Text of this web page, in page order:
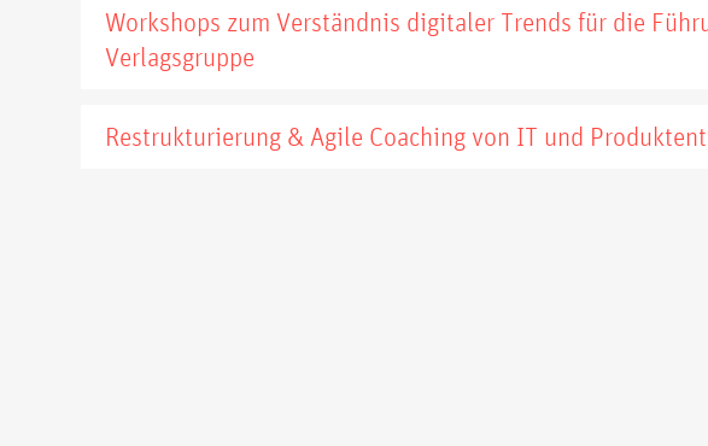
Workshops zum Verständnis digitaler Trends für die
Verlagsgruppe
Restrukturierung & Agile Coaching von IT und